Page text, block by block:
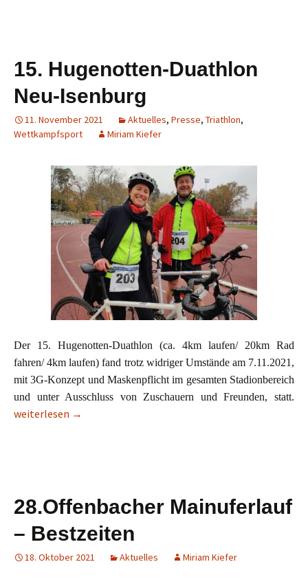
15. Hugenotten-Duathlon
Neu-Isenburg
11. November 2021 Aktuelles, Presse, Triathlon,
Wettkampfsport
Miriam Kiefer
Der 15. Hugenotten-Duathlon (ca. 4km laufen/ 20km Rad
fahren/ 4km laufen) fand trotz widriger Umstände am 7.11.2021,
mit 3G-Konzept und Maskenpflicht im gesamten Stadionbereich
und unter Ausschluss von Zuschauern und Freunden, statt.
15. Hugenotten-Duathlon Neu-Isenburg
weiterlesen →
28.Offenbacher Mainuferlauf
– Bestzeiten
18. Oktober 2021 Aktuelles Miriam Kiefer